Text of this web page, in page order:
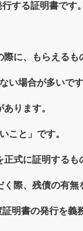
する証明書です。
に、もらえるも
い場合が多いです
ります。
こと」です。
式に証明するも
際、残債の有無
明書の発行を義